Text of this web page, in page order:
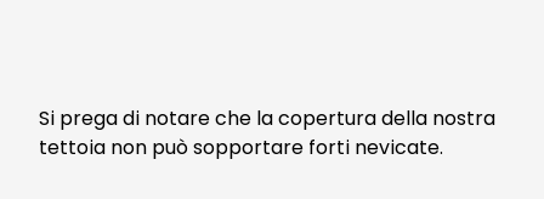
Si prega di notare che la copertura della nostra
tettoia non può sopportare forti nevicate.